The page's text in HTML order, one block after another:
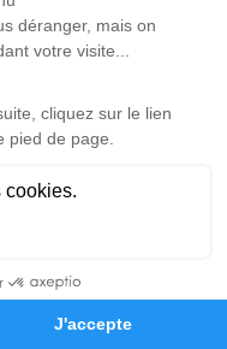
Hommages
aux seuls
nombreux soutiens